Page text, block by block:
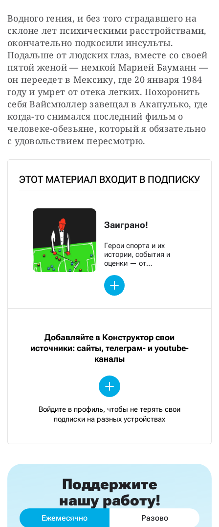
Водного гения, и без того страдавшего на
склоне лет психическими расстройствами,
окончательно подкосили инсульты.
Подальше от людских глаз, вместе со своей
пятой женой — немкой Марией Бауманн —
он переедет в Мексику, где 20 января 1984
году и умрет от отека легких. Похоронить
себя Вайсмюллер завещал в Акапулько, где
когда-то снимался последний фильм о
человеке-обезьяне, который я обязательно
с удовольствием пересмотрю.
ЭТОТ МАТЕРИАЛ ВХОДИТ В ПОДПИСКУ
Заиграно!
Герои спорта и их
истории, события и
оценки — от
Добавляйте в Конструктор свои
источники: сайты, телеграм- и youtube-
каналы
Войдите в профиль, чтобы не терять свои
подписки на разных устройствах
Поддержите
нашу работу!
Ежемесячно Разово